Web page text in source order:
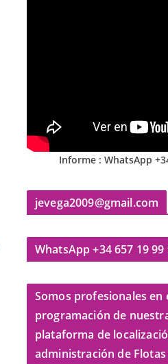
Informe : WhatsApp
jevega2009@gmail.com
WhatsApp +34 657 19 99
Somos profesionales en
programación de
plataforma de
administración de